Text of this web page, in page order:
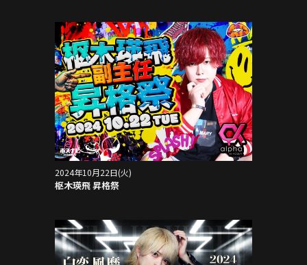
2024年10月22日(火)
枢木瑛飛 昇格祭